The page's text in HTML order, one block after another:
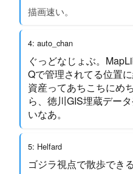
描画速い。
4: auto_chan
ぐっどなじょぶ。
Qで管理されてる位置
資産ってあちこちにめ
ら、徳川GIS埋蔵デー
いなあ。
5: Helfard
ゴジラ視点で散歩でき